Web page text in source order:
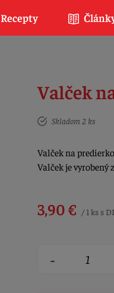
Valček
Skladom 2 ks
Valček na
Valček je vyrobený
3,90 € / 1 ks s
-
Recepty